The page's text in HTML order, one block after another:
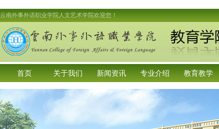
云南外事外语职业学院人文艺术学院欢迎您！
首页 关于我们 新闻资讯 专业介绍 教育教学